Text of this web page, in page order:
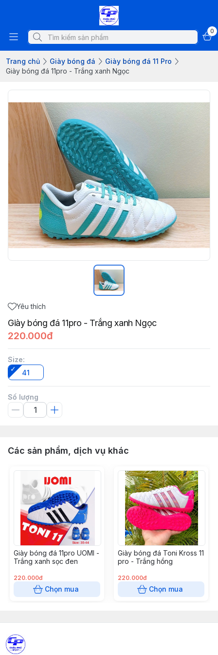
0
Trang chủ Giày bóng đá
Giày bóng đá 11 Pro
Giày bóng đá 11pro - Trắng xanh Ngọc
Yêu thích
Giày bóng đá 11pro - Trắng xanh Ngọc
220.000đ
Size:
41
Số lượng
Các sản phẩm, dịch vụ khác
Giày bóng đá 11pro UOMI -
Trắng xanh sọc đen
220.000đ
Chọn mua
Giày bóng đá Toni Kross 11
pro - Trắng hồng
220.000đ
Chọn mua